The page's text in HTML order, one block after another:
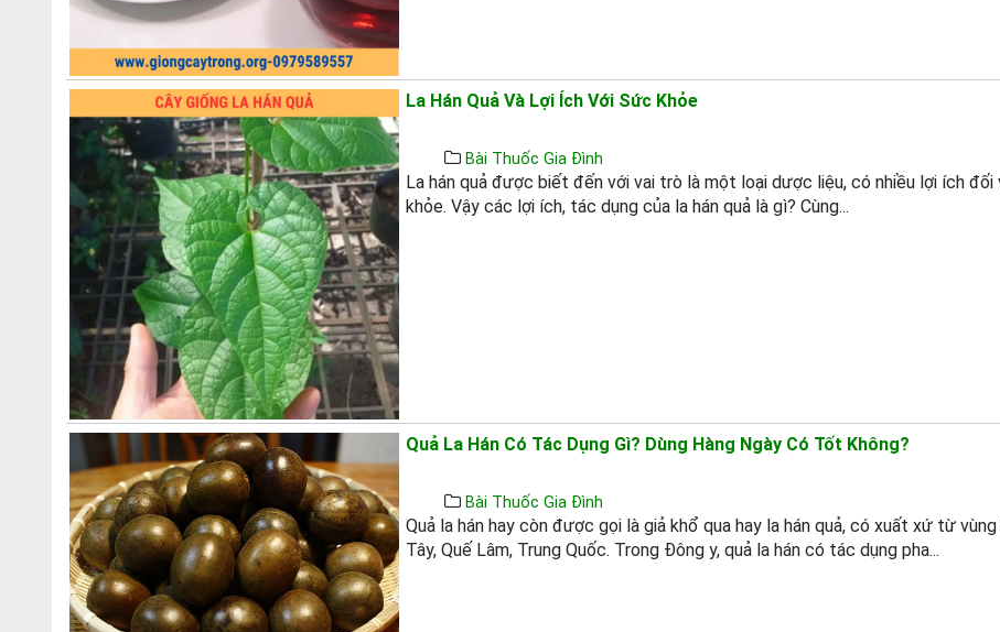
La Hán Quả Và Lợi Ích Với Sức Khỏe
Bài Thuốc Gia Đình
La hán quả được biết đến với vai trò là một loại dược liệu, có nhiều lợi ích đối
khỏe. Vậy các lợi ích, tác dụng của la hán quả là gì? Cùng...
Quả La Hán Có Tác Dụng Gì? Dùng Hàng Ngày Có Tốt Không?
Bài Thuốc Gia Đình
Quả la hán hay còn được gọi là giả khổ qua hay la hán quả, có xuất xứ từ vùng
Tây, Quế Lâm, Trung Quốc. Trong Đông y, quả la hán có tác dụng pha...